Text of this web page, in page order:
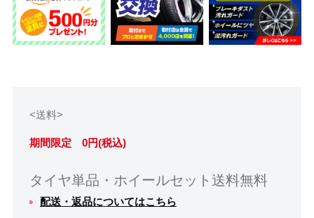
<送料>
期間限定 0円(税込)
タイヤ単品・ホイールセット送料無料
配送・返品についてはこちら